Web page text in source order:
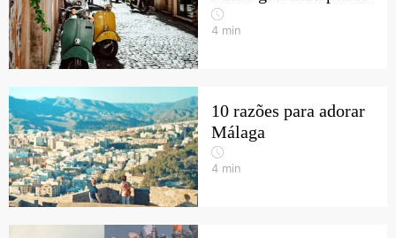
4 min
10 razões para adorar
Málaga
4 min